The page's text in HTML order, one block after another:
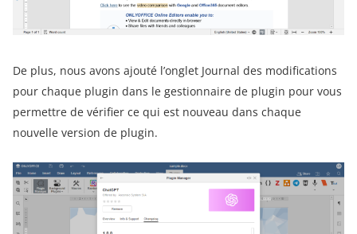
De plus, nous avons ajouté l’onglet Journal des modifications
pour chaque plugin dans le gestionnaire de plugin pour vous
permettre de vérifier ce qui est nouveau dans chaque
nouvelle version de plugin.